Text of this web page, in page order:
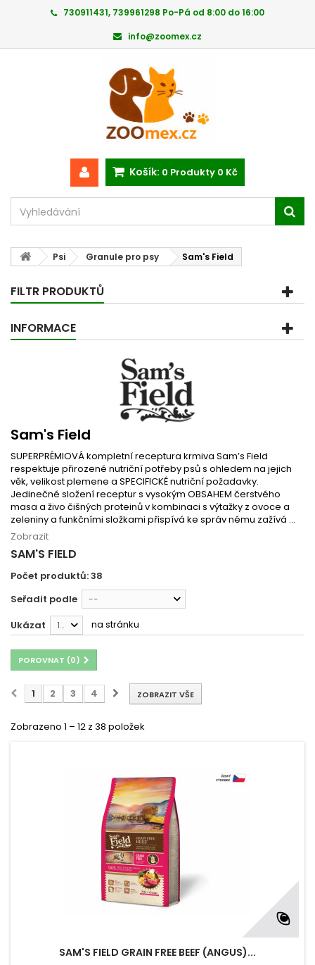
730911431, 739961298 Po-Pá od 8:00 do 16:00
info@zoomex.cz
Košík: 0 Produkty 0 Kč
Psi Granule pro psy Sam's Field
FILTR PRODUKTŮ
INFORMACE
Sam's Field
SUPERPRÉMIOVÁ kompletní receptura krmiva Sam’s Field
respektuje přirozené nutriční potřeby psů s ohledem na jejich
věk, velikost plemene a SPECIFICKÉ nutriční požadavky.
Jedinečné složení receptur s vysokým OBSAHEM čerstvého
masa a živo čišných proteinů v kombinaci s výtažky z ovoce a
zeleniny a funkčními složkami přispívá ke správ nému zažívá ...
Zobrazit
SAM'S FIELD
Počet produktů: 38
Seřadit podle
--
Ukázat 12 na stránku
POROVNAT (0)
ZOBRAZIT VŠE
1 2 3 4
Zobrazeno 1 – 12 z 38 položek
SAM'S FIELD GRAIN FREE BEEF (ANGUS)...